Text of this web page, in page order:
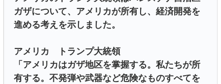
ガザについて、アメリカが所有し、経済開発を
進める考えを示しました。
アメリカ トランプ大統領
「アメリカはガザ地区を掌握する。私たちが所
有する。不発弾や武器など危険なものすべてを